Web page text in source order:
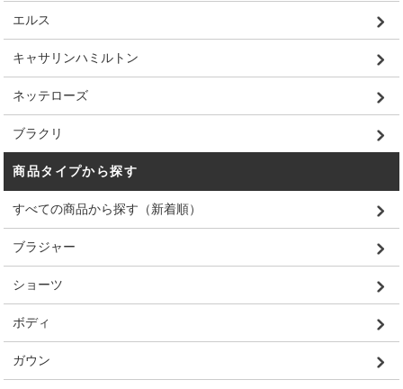
エルス
キャサリンハミルトン
ネッテローズ
ブラクリ
商品タイプから探す
すべての商品から探す（新着順）
ブラジャー
ショーツ
ボディ
ガウン